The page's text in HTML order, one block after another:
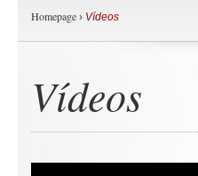
Homepage › Vídeos
Vídeos